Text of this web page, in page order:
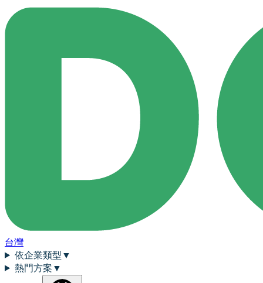
台灣
依企業類型 ▼
熱門方案 ▼